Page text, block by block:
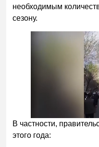
необходимым
сезону.
В частности,
этого года: